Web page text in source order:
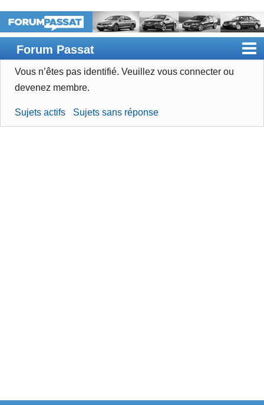
Forum Passat
Accueil
Devenir membre
Vous n’êtes pas identifié. Veuillez vous connecter ou
devenez membre.
Sujets actifs Sujets sans réponse